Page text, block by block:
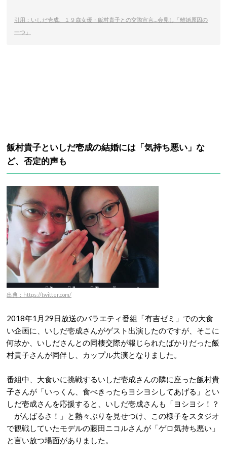
引用：いしだ壱成、１９歳女優・飯村貴子との交際宣言…会見し「離婚原因の
一つ」
飯村貴子といしだ壱成の結婚には「気持ち悪い」な
ど、否定的声も
出典：https://twitter.com/
2018年1月29日放送のバラエティ番組「有吉ゼミ」での大食
い企画に、いしだ壱成さんがゲスト出演したのですが、そこに
何故か、いしださんとの同棲交際が報じられたばかりだった飯
村貴子さんが同伴し、カップル共演となりました。
番組中、大食いに挑戦するいしだ壱成さんの隣に座った飯村貴
子さんが「いっくん、食べきったらヨシヨシしてあげる」とい
しだ壱成さんを応援すると、いしだ壱成さんも「ヨシヨシ！？
がんばるさ！」と熱々ぶりを見せつけ、この様子をスタジオ
で観戦していたモデルの藤田ニコルさんが「ゲロ気持ち悪い」
と言い放つ場面がありました。